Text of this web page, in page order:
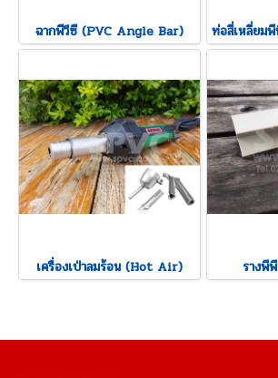
ฉากพีวีซี (PVC Angle Bar)
เครื่องเป่าลมร้อน (Hot Air) รางพี